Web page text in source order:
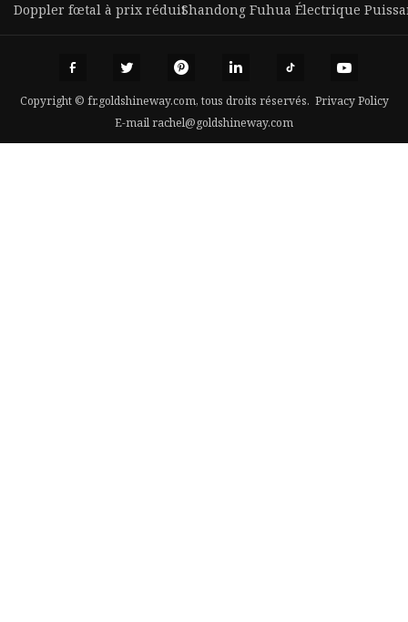
Doppler fœtal à prix réduitShandong Fuhua Électrique
Copyright © fr.goldshineway.com, tous droits réservés. Privacy Policy
E-mailrachel@goldshineway.com